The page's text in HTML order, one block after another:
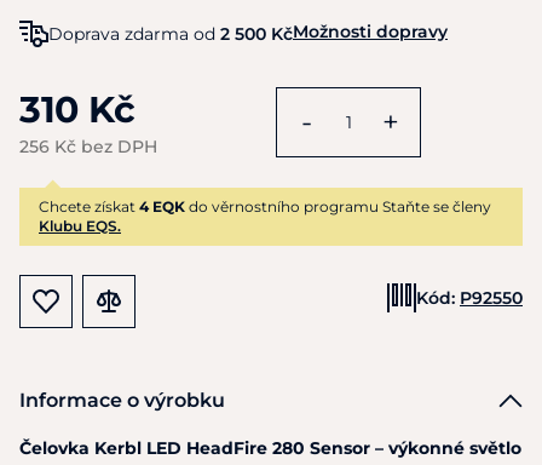
Doprava zdarma od 2 500 KčMožnosti dopravy
310 Kč
256 Kč bez DPH
- +
Chcete získat 4 EQK do věrnostního programu Staňte se členy
Klubu EQS.
Kód: P92550
Informace o výrobku
Čelovka Kerbl LED HeadFire 280 Sensor – výkonné světlo